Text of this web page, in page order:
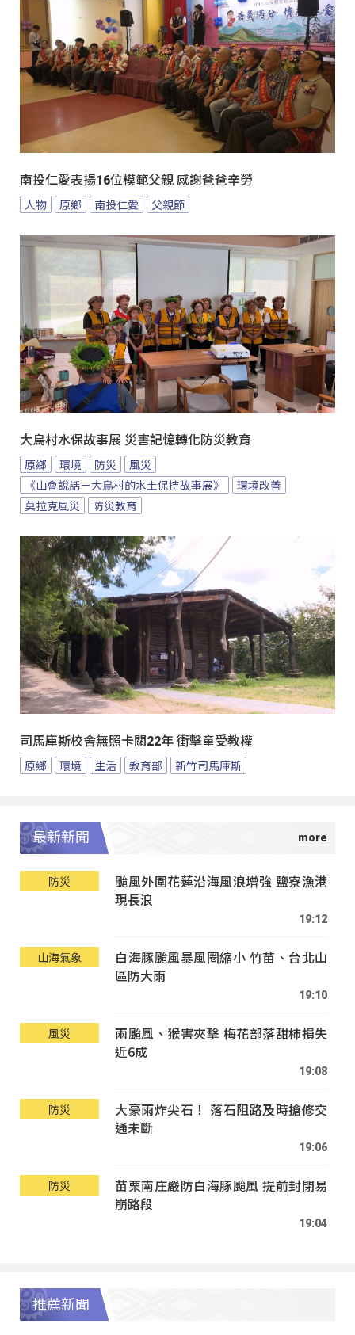
南投仁愛表揚16位模範父親 感謝爸爸辛勞
人物 原鄉 南投仁愛 父親節
大鳥村水保故事展 災害記憶轉化防災教育
原鄉 環境 防災
風災
《山會說話－大鳥村的水土保持故事展》
環境改善
莫拉克風災
防災教育
司馬庫斯校舍無照卡關22年 衝擊童受教權
原鄉 環境 生活 教育部 新竹司馬庫斯
最新新聞
防災
颱風外圍花蓮沿海風浪增強 鹽寮漁港
現長浪
19:12
山海氣象
白海豚颱風暴風圈縮小 竹苗、台北山
區防大雨
19:10
風災
兩颱風、猴害夾擊 梅花部落甜柿損失
近6成
19:08
防災
大豪雨炸尖石！ 落石阻路及時搶修交
通未斷
19:06
防災
苗栗南庄嚴防白海豚颱風 提前封閉易
崩路段
19:04
推薦新聞